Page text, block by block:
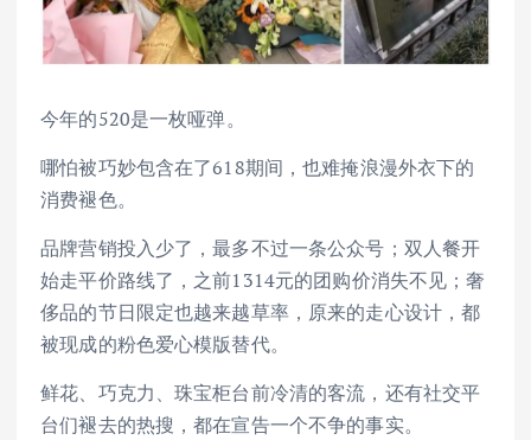
今年的520是一枚哑弹。
哪怕被巧妙包含在了618期间，也难掩浪漫外衣下的
消费褪色。
品牌营销投入少了，最多不过一条公众号；双人餐开
始走平价路线了，之前1314元的团购价消失不见；奢
侈品的节日限定也越来越草率，原来的走心设计，都
被现成的粉色爱心模版替代。
鲜花、巧克力、珠宝柜台前冷清的客流，还有社交平
台们褪去的热搜，都在宣告一个不争的事实。